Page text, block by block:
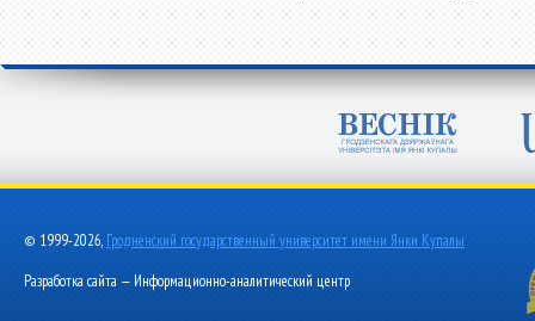
© 1999-2026, Гродненский государственный университет имени Янки Купалы
Разработка сайта — Информационно-аналитический центр